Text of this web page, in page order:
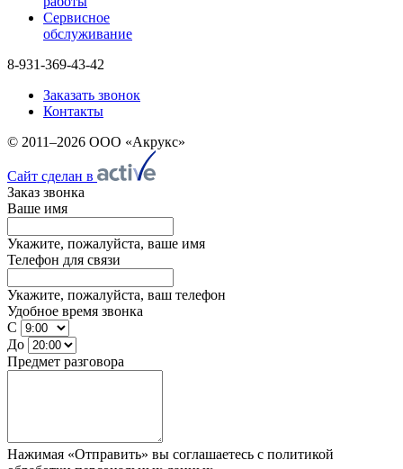
Сервисное
обслуживание
8-931-369-43-42
Заказать звонок
Контакты
© 2011–2026 ООО «Акрукс»
Сайт сделан в
Заказ звонка
Ваше имя
Укажите, пожалуйста, ваше имя
Телефон для связи
Укажите, пожалуйста, ваш телефон
Удобное время звонка
С
До
Предмет разговора
Нажимая «Отправить» вы соглашаетесь с политикой